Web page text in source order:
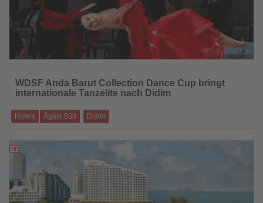
die
Nachrichten
WDSF Anda Barut Collection Dance Cup bringt
internationale Tanzelite nach Didim
Hotels Ägäis Süd - Didim
Federation Ende April
14.04.2026